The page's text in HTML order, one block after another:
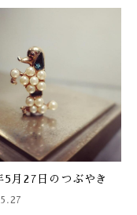
5月27日のつぶやき